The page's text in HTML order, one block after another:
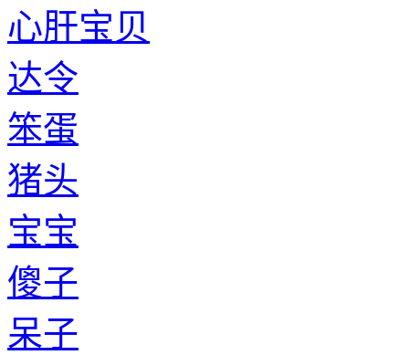
心肝宝贝
达令
笨蛋
猪头
宝宝
傻子
呆子